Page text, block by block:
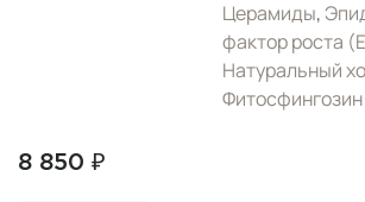
Церамиды,
фактор роста
Натуральный
Фитосфингозин
8 850 ₽